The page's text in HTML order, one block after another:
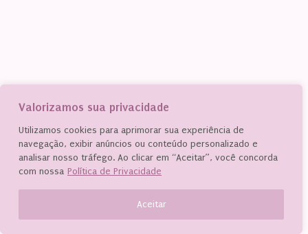
Valorizamos sua privacidade
Utilizamos cookies para aprimorar sua experiência de
navegação, exibir anúncios ou conteúdo personalizado e
analisar nosso tráfego. Ao clicar em “Aceitar”, você concorda
com nossa Política de Privacidade
Aceitar